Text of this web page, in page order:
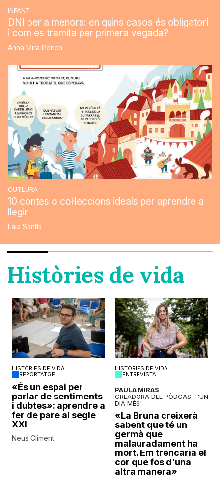
INFANT
DNI per a menors: en quins casos és obligatori
i com es tramita per primera vegada?
Anna Mira Perich
CUTLURA
10 contes o col·leccions ideals per aprendre a
llegir
Laia Santís
Històries de vida
HISTÒRIES DE VIDA
REPORTATGE
«És un espai per
parlar de sentiments
i dubtes»: aprendre a
fer de pare al segle
XXI
Neus Climent
HISTÒRIES DE VIDA
ENTREVISTA
PAULA MIRAS
CREADORA DEL PÒDCAST 'UN
DIA MÉS'
«La Bruna creixerà
sabent que té un
germà que
malauradament ha
mort. Em trencaria el
cor que fos d'una
altra manera»